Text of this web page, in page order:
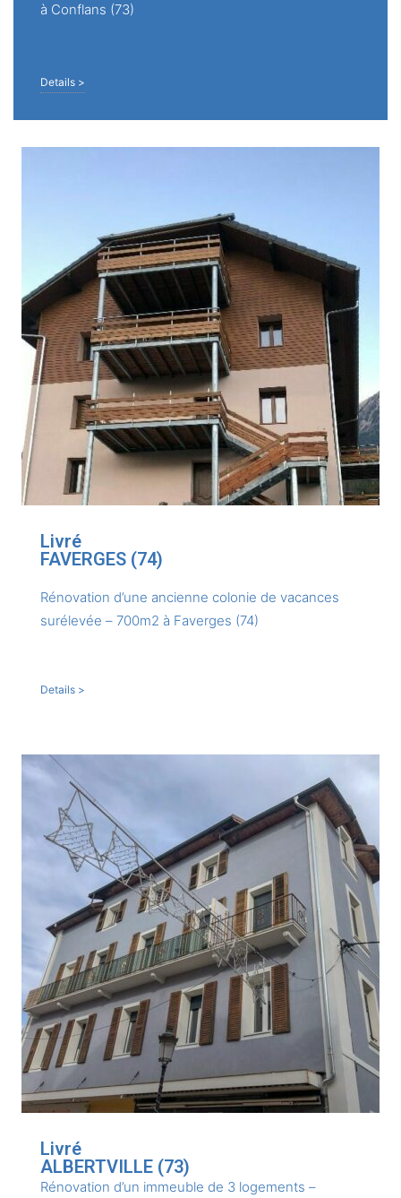
à Conflans (73)
Details >
Livré
FAVERGES (74)
Rénovation d’une ancienne colonie de vacances
surélevée – 700m2 à Faverges (74)
Details >
Livré
ALBERTVILLE (73)
Rénovation d’un immeuble de 3 logements –